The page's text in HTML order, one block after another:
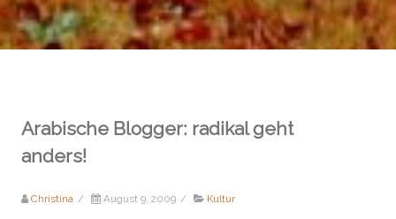
Arabische Blogger: radikal geht
anders!
Christina / August 9, 2009 / Kultur